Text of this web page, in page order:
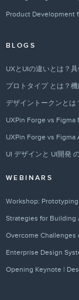
Product Development
BLOGS
UXとUIの違いとは？
プロトタイプ とは？
デザイントークンとは
UXPin Forge vs Figma
UI デザインと UI開発
WEBINARS
Workshop:
Strategies for Building
Overcome Challenges
Enterprise Design
Opening Keynote |